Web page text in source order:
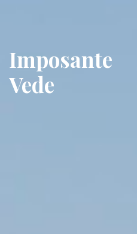
Imposante
Vede